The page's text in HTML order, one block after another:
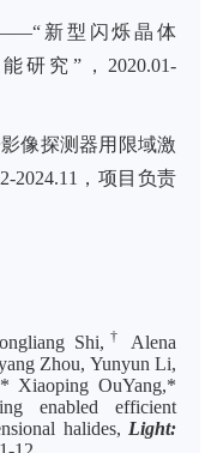
新型闪烁晶体
研究”，2020.01-
像探测器用限域激
2024.11，项目负责
Shi, †
Alena
Zhou, Yunyun Li,
Xiaoping OuYang,*
enabled efficient
halides, Light: